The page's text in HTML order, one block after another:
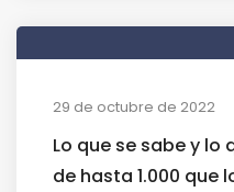
29 de octubre de 2022
Lo que se sabe y lo
de hasta 1.000 que